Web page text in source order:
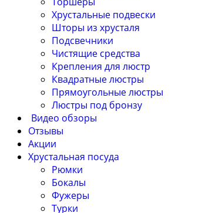
Хрустальные подвески
Шторы из хрусталя
Подсвечники
Чистящие средства
Крепления для люстр
Квадратные люстры
Прямоугольные люстры
Люстры под бронзу
Видео обзоры
Отзывы
Акции
Хрустальная посуда
Рюмки
Бокалы
Фужеры
Турки